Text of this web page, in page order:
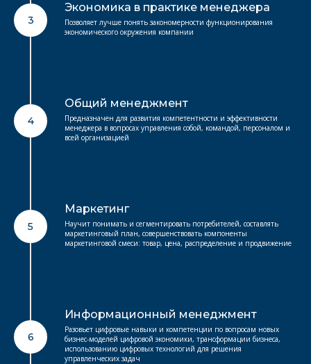
3
Экономика в практике менеджера
Позволяет лучше понять закономерности функционирования
экономического окружения компании
4
Общий менеджмент
Предназначен для развития компетентности и эффективности
менеджера в вопросах управления собой, командой, персоналом и
всей организацией
5
Маркетинг
Научит понимать и сегментировать потребителей, составлять
маркетинговый план, совершенствовать компоненты
маркетинговой смеси: товар, цена, распределение и продвижение
6
Информационный менеджмент
Разовьет цифровые навыки и компетенции по вопросам новых
бизнес-моделей цифровой экономики, трансформации бизнеса,
использованию цифровых технологий для решения
управленческих задач